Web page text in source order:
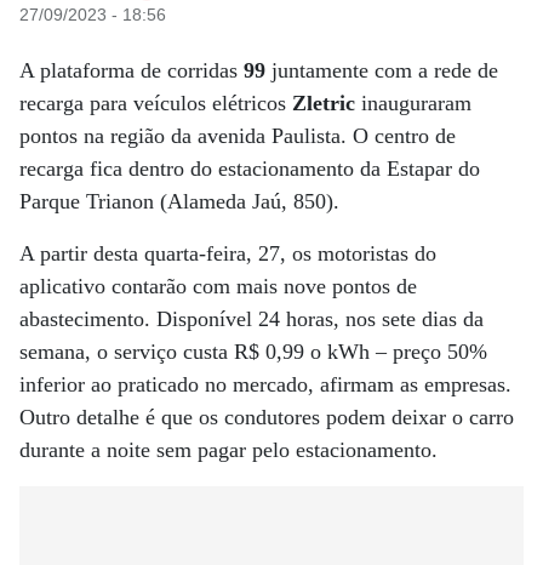
27/09/2023 - 18:56
A plataforma de corridas 99 juntamente com a rede de
recarga para veículos elétricos Zletric inauguraram
pontos na região da avenida Paulista. O centro de
recarga fica dentro do estacionamento da Estapar do
Parque Trianon (Alameda Jaú, 850).
A partir desta quarta-feira, 27, os motoristas do
aplicativo contarão com mais nove pontos de
abastecimento. Disponível 24 horas, nos sete dias da
semana, o serviço custa R$ 0,99 o kWh – preço 50%
inferior ao praticado no mercado, afirmam as empresas.
Outro detalhe é que os condutores podem deixar o carro
durante a noite sem pagar pelo estacionamento.